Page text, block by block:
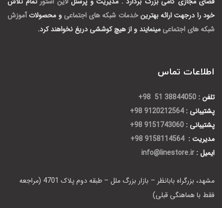
خود را درجهت ارائه بهترینخدمات شبکه های اجتماعی و محصولات آموزش
شبکه های اجتماعی مینمایند و از هیچ کوششی دریغ نخواهند کرد.
اطلاعات تماس
تلفن : 38844050 51 98+
پشتیبانی : 9120212564 98+
پشتیبانی : 9151743060 98+
مدیریت : 9158114564 98+
ایمیل : info@linestore.ir
مشهد، بزرگراه بابانظر – بازار بزرگ ملل – طبقه دوم پلاک 4701 (مراجعه
فقط با هماهنگی قبلی)